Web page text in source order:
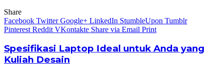
Share
Facebook Twitter Google+ LinkedIn StumbleUpon Tumblr
Pinterest Reddit VKontakte Share via Email Print
Spesifikasi Laptop Ideal untuk Anda yang
Kuliah Desain